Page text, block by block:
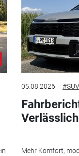
05.08.2026 #SUV
Mehr Komfort,